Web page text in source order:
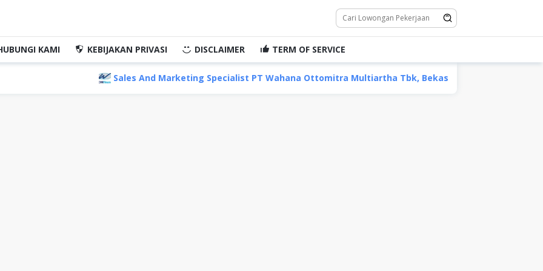
KAMI KEBIJAKAN PRIVASI DISCLAIMER TERM OF SERVICE
Sales And Marketing Specialist PT Wahana Ottomitra Multiartha Tbk, Bekasi Operator Alat Berat PT